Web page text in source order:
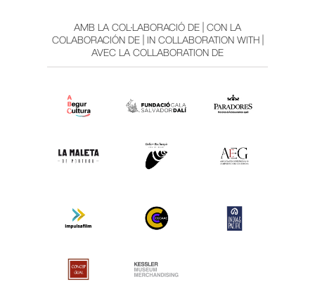
AMB LA COL·LABORACIÓ DE | CON LA
COLABORACIÓN DE | IN COLLABORATION WITH |
AVEC LA COLLABORATION DE